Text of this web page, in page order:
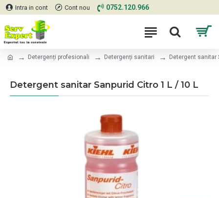
Intra in cont Cont nou 0752.120.966
Detergenți profesionali Detergenți sanitari Detergent sanitar
Detergent sanitar Sanpurid Citro 1 L / 10 L